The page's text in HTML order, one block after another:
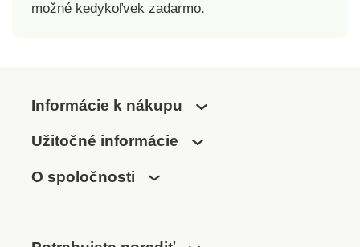
možné kedykoľvek zadarmo.
Informácie k nákupu
Užitočné informácie
O spoločnosti